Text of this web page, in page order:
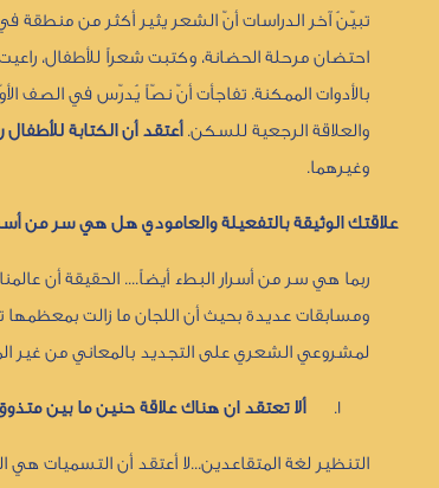
تبيّنُ آخر الدراسات أنّ الشعر يثير أكثر من منطقة
احتضان مرحلة الحضانة، وكتبت شعراً للأطفال،
بالأدوات الممكنة. تفاجأت أنّ نصّاً يُدرّس في
والعلاقة الرجعية للسكن. أعتقد أن الكتابة
وغيرهما.
علاقتك الوثيقة بالتفعيلة والعامودي هل هي سر من
ربما هي سر من أسرار البطء أيضاً.... الحقيقة أن
ومسابقات عديدة بحيث أن اللجان ما زالت بمعظمها
لمشروعي الشعري على التجديد بالمعاني من غير
1. ألا تعتقد ان هناك علاقة حنين ما بين
التنظير لغة المتقاعدين...لا أعتقد أن التسميات